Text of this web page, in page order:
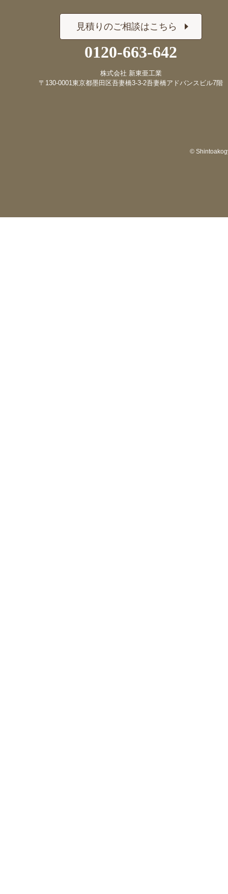
見積りのご相談はこちら
0120-663-642
株式会社 新東亜工業
〒130-0001東京都墨田区吾妻橋3-3-2吾妻橋アドバンスビル7階
©